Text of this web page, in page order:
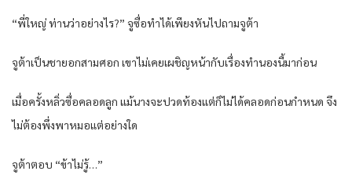
“พี่ใหญ่ ท่านว่าอย่างไร?” จูซื่อทำได้เพียงหันไปถามจูต้า
จูต้าเป็นชายอกสามศอก เขาไม่เคยเผชิญหน้ากับเรื่องทำนองนี้มาก่อน
เมื่อครั้งหลิ่วซื่อคลอดลูก แม้นางจะปวดท้องแต่ก็ไม่ได้คลอดก่อนกำหนด จึง
ไม่ต้องพึ่งพาหมอแต่อย่างใด
จูต้าตอบ “ข้าไม่รู้…”